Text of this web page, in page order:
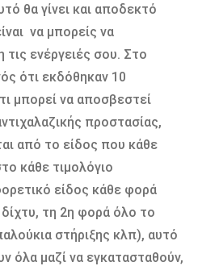
θα γίνει και αποδεκτό
να µπορείς να
τις ενέργειές σου. Στο
ότι εκδόθηκαν 10
µπορεί να αποσβεστεί
προστασίας,
από το είδος που κάθε
κάθε τιµολόγιο
είδος κάθε φορά
τη 2η φορά όλο το
στήριξης κλπ), αυτό
όλα µαζί να εγκατασταθούν,